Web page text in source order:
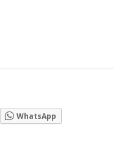
WhatsApp